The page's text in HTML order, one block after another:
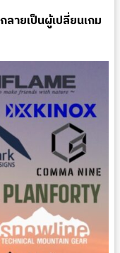
ายเป็นผู้เปลี่ยนเกม